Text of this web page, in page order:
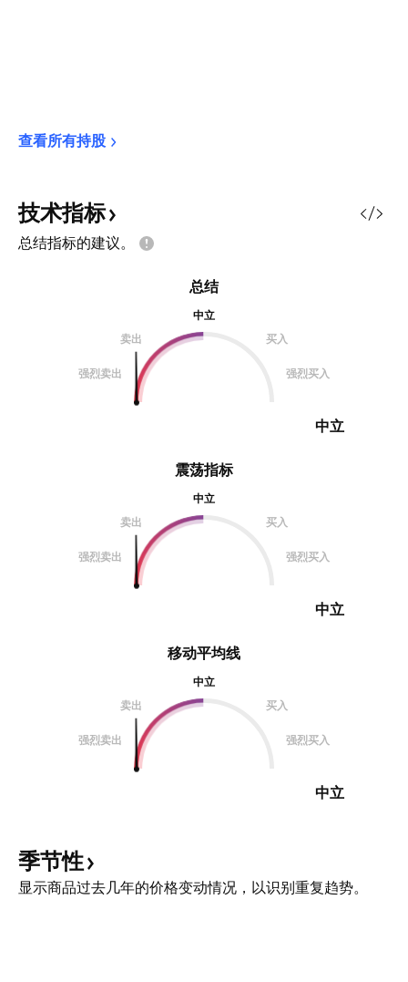
查看所有持股
技术指标
总结指标的建议。
震荡指标
中立
卖出
买入
强烈卖出 强烈买入
中立
总结
中立
卖出
买入
强烈卖出 强烈买入
中立
移动平均线
中立
卖出
买入
强烈卖出 强烈买入
中立
季节性
显示商品过去几年的价格变动情况，以识别重复趋势。